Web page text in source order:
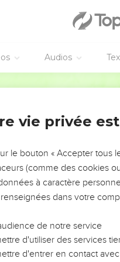
Audios
deux disciples
onze disciples
pendant qu'ils étaient
pas cru ceux qui
dans le monde entier
sera baptisé sera sauvé,
ceux qui
et s'ils boivent un
ceux-ci seront guéris. »
de Dieu
vie privée
le bouton « Accepter tous
(comme des cookies
à caractère
dans votre
de notre service
d'utiliser des services
d'entrer en contact